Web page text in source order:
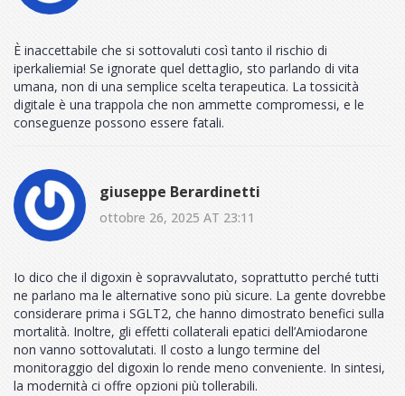
È inaccettabile che si sottovaluti così tanto il rischio di
iperkaliemia! Se ignorate quel dettaglio, sto parlando di vita
umana, non di una semplice scelta terapeutica. La tossicità
digitale è una trappola che non ammette compromessi, e le
conseguenze possono essere fatali.
giuseppe Berardinetti
ottobre 26, 2025 AT 23:11
Io dico che il digoxin è sopravvalutato, soprattutto perché tutti
ne parlano ma le alternative sono più sicure. La gente dovrebbe
considerare prima i SGLT2, che hanno dimostrato benefici sulla
mortalità. Inoltre, gli effetti collaterali epatici dell’Amiodarone
non vanno sottovalutati. Il costo a lungo termine del
monitoraggio del digoxin lo rende meno conveniente. In sintesi,
la modernità ci offre opzioni più tollerabili.